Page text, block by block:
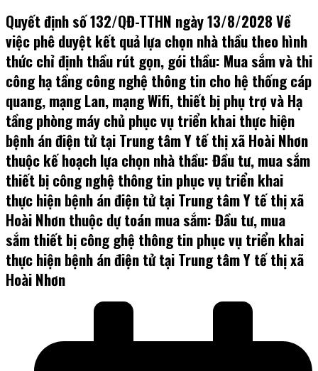
Quyết định số 132/QĐ-TTHN ngày 13/8/2028 Về
việc phê duyệt kết quả lựa chọn nhà thầu theo hình
thức chỉ định thầu rút gọn, gói thầu: Mua sắm và thi
công hạ tầng công nghệ thông tin cho hệ thống cáp
quang, mạng Lan, mạng Wifi, thiết bị phụ trợ và Hạ
tầng phòng máy chủ phục vụ triển khai thực hiện
bệnh án điện tử tại Trung tâm Y tế thị xã Hoài Nhơn
thuộc kế hoạch lựa chọn nhà thầu: Đầu tư, mua sắm
thiết bị công nghệ thông tin phục vụ triển khai
thực hiện bệnh án điện tử tại Trung tâm Y tế thị xã
Hoài Nhơn thuộc dự toán mua sắm: Đầu tư, mua
sắm thiết bị công ghệ thông tin phục vụ triển khai
thực hiện bệnh án điện tử tại Trung tâm Y tế thị xã
Hoài Nhơn